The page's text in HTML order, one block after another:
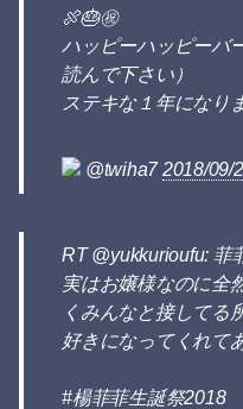
🍖🎂㊗️
ハッピーハッピーバ
読んで下さい）
ステキな１年になり
@twiha72018/09/
RT @yukkurioufu: 菲
実はお嬢様なのに全
くみんなと接して
好きになってくれて
#楊菲菲生誕祭2018